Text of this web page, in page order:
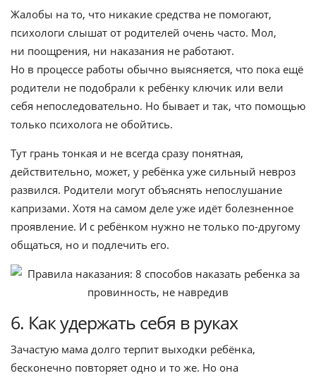
Жалобы на то, что никакие средства не помогают,
психологи слышат от родителей очень часто. Мол,
ни поощрения, ни наказания не работают.
Но в процессе работы обычно выясняется, что пока ещё
родители не подобрали к ребёнку ключик или вели
себя непоследовательно. Но бывает и так, что помощью
только психолога не обойтись.
Тут грань тонкая и не всегда сразу понятная,
действительно, может, у ребёнка уже сильный невроз
развился. Родители могут объяснять непослушание
капризами. Хотя на самом деле уже идёт болезненное
проявление. И с ребёнком нужно не только по-другому
общаться, но и подлечить его.
6. Как удержать себя в руках
Зачастую мама долго терпит выходки ребёнка,
бесконечно повторяет одно и то же. Но она